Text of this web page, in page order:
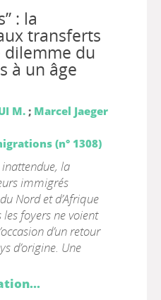
: la
transferts
dilemme du
à un âge
M.; Marcel Jaeger
(n° 1308)
inattendue, la
immigrés
Nord et d’Afrique
les foyers ne voient
d’un retour
d’origine. Une